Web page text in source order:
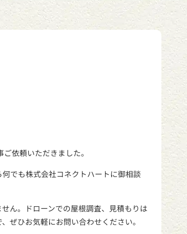
依頼いただきました。
でも株式会社コネクトハートに御相談
ん。ドローンでの屋根調査、見積もりは
ぜひお気軽にお問い合わせください。